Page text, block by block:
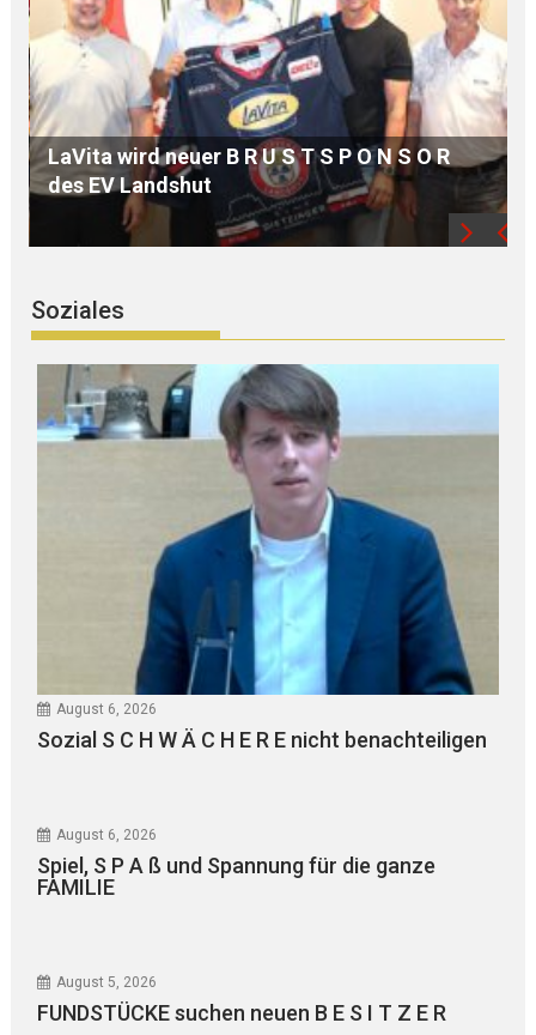
O R
MdB Oßner: E L E K T R I F I Z I E R U N G
Bahnstrecke MÜHLDORF-LANDSHUT
die Region
Soziales
August 6, 2026
Sozial S C H W Ä C H E R E nicht benachteiligen
August 6, 2026
Spiel, S P A ß und Spannung für die ganze
FAMILIE
August 5, 2026
FUNDSTÜCKE suchen neuen B E S I T Z E R